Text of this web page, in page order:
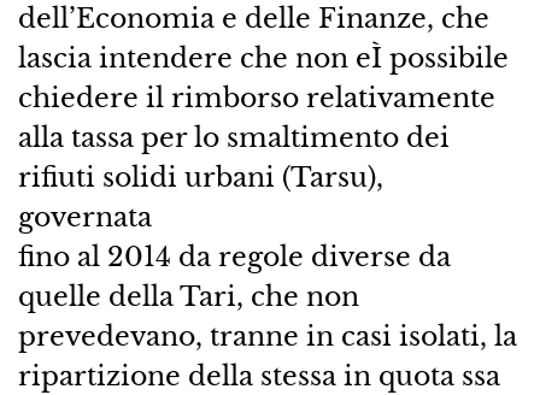
dell’Economia e delle Finanze, che
lascia intendere che non eÌ possibile
chiedere il rimborso relativamente
alla tassa per lo smaltimento dei
rifiuti solidi urbani (Tarsu),
governata
fino al 2014 da regole diverse da
quelle della Tari, che non
prevedevano, tranne in casi isolati, la
ripartizione della stessa in quota ssa